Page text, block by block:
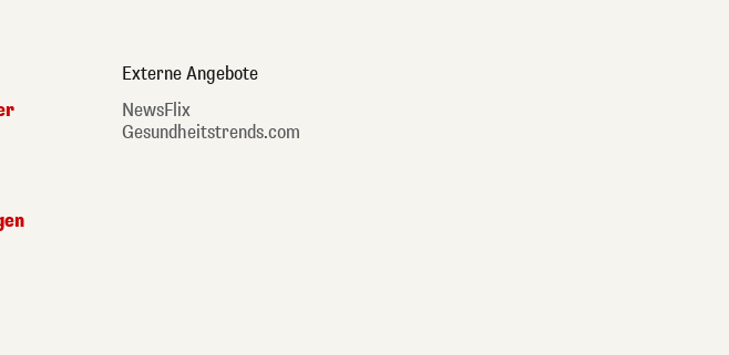
Externe Angebote
NewsFlix
Gesundheitstrends.com